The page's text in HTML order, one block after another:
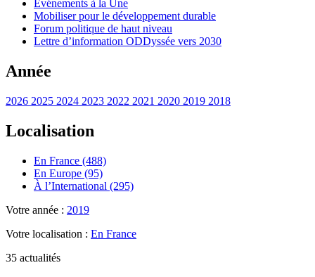
Événements à la Une
Mobiliser pour le développement durable
Forum politique de haut niveau
Lettre d’information ODDyssée vers 2030
Année
2026 2025 2024 2023 2022 2021 2020 2019 2018
Localisation
En France (488)
En Europe (95)
À l’International (295)
Votre année : 2019
Votre localisation : En France
35 actualités